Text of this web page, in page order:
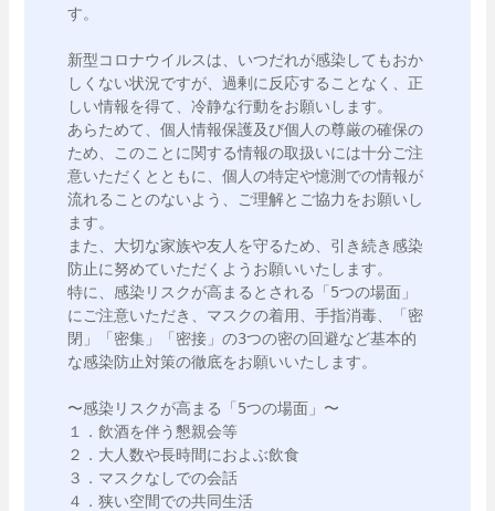
す。
新型コロナウイルスは、いつだれが感染してもおか
しくない状況ですが、過剰に反応することなく、正
しい情報を得て、冷静な行動をお願いします。
あらためて、個人情報保護及び個人の尊厳の確保の
ため、このことに関する情報の取扱いには十分ご注
意いただくとともに、個人の特定や憶測での情報が
流れることのないよう、ご理解とご協力をお願いし
ます。
また、大切な家族や友人を守るため、引き続き感染
防止に努めていただくようお願いいたします。
特に、感染リスクが高まるとされる「5つの場面」
にご注意いただき、マスクの着用、手指消毒、「密
閉」「密集」「密接」の3つの密の回避など基本的
な感染防止対策の徹底をお願いいたします。
〜感染リスクが高まる「5つの場面」〜
１．飲酒を伴う懇親会等
２．大人数や長時間におよぶ飲食
３．マスクなしでの会話
４．狭い空間での共同生活